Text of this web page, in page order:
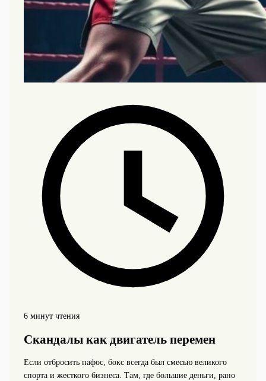
6 минут чтения
Скандалы как двигатель перемен
Если отбросить пафос, бокс всегда был смесью великого
спорта и жесткого бизнеса. Там, где большие деньги, рано